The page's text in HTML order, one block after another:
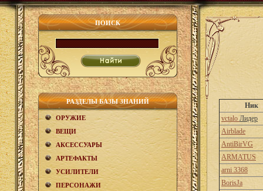
ПОИСК
РАЗДЕЛЫ БАЗЫ ЗНАНИЙ
ОРУЖИЕ
ВЕЩИ
АКCЕСCУАРЫ
АРТЕФАКТЫ
УСИЛИТЕЛИ
ПЕРСОНАЖИ
Ник
vctalo Лидер
Airblade
AntiBirVG
ARMATUS
arni 3368
BorisJa